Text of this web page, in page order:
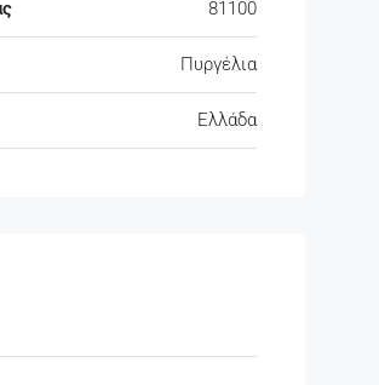
81100
Πυργέλια
Ελλάδα